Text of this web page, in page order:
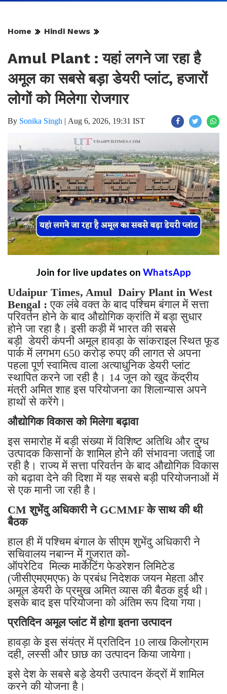
Home Hindi News
Amul Plant : यहां लगने जा रहा है
अमूल का सबसे बड़ा डेयरी प्लांट, हजारों
लोगों को मिलेगा रोजगार
By Sonika Singh | Aug 6, 2026, 19:31 IST
Join for live updates on WhatsApp
Udaipur Times, Amul Dairy Plant in West
Bengal : एक लंबे वक्त के बाद पश्चिम बंगाल में सत्ता
परिवर्तन होने के बाद औद्योगिक क्रांति में बड़ा सुधार
होने जा रहा है। इसी कड़ी में भारत की सबसे
बड़ी डेयरी कंपनी अमूल हावड़ा के सांकराइल स्थित फूड
पार्क में लगभग 650 करोड़ रुपए की लागत से अपना
पहला पूर्ण स्वामित्व वाला अत्याधुनिक डेयरी प्लांट
स्थापित करने जा रही है। 14 जून को खुद केंद्रीय
मंत्री अमित शाह इस परियोजना का शिलान्यास अपने
हाथों से करेंगे।
औद्योगिक विकास को मिलेगा बढ़ावा
इस समारोह में बड़ी संख्या में विशिष्ट अतिथि और दुग्ध
उत्पादक किसानों के शामिल होने की संभावना जताई जा
रही है। राज्य में सत्ता परिवर्तन के बाद औद्योगिक विकास
को बढ़ावा देने की दिशा में यह सबसे बड़ी परियोजनाओं में
से एक मानी जा रही है।
CM शुभेंदु अधिकारी ने GCMMF के साथ की थी
बैठक
हाल ही में पश्चिम बंगाल के सीएम शुभेंदु अधिकारी ने
सचिवालय नबान्न में गुजरात को-
ऑपरेटिव मिल्क मार्केटिंग फेडरेशन लिमिटेड
(जीसीएमएमएफ) के प्रबंध निदेशक जयन मेहता और
अमूल डेयरी के प्रमुख अमित व्यास की बैठक हुई थी।
इसके बाद इस परियोजना को अंतिम रूप दिया गया।
प्रतिदिन अमूल प्लांट में होगा इतना उत्पादन
हावड़ा के इस संयंत्र में प्रतिदिन 10 लाख किलोग्राम
दही, लस्सी और छाछ का उत्पादन किया जायेगा।
इसे देश के सबसे बड़े डेयरी उत्पादन केंद्रों में शामिल
करने की योजना है।